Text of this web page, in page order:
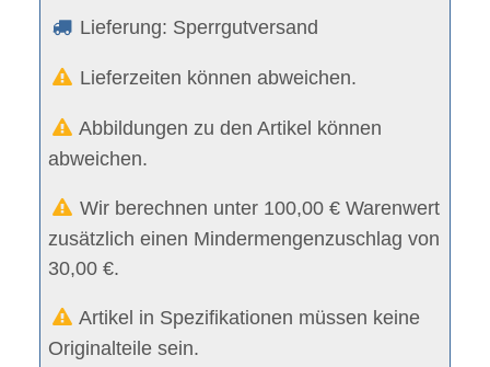
Lieferung: Sperrgutversand
Lieferzeiten können abweichen.
Abbildungen zu den Artikel können
abweichen.
Wir berechnen unter 100,00 € Warenwert
zusätzlich einen Mindermengenzuschlag von
30,00 €.
Artikel in Spezifikationen müssen keine
Originalteile sein.